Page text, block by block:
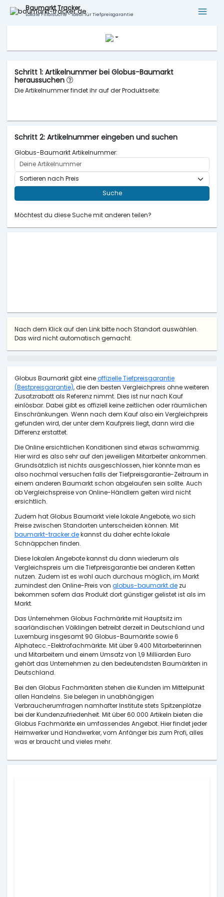
Baumarkt Tracker
Lokale Filialsuche - ideal für Tiefpreisgarantie
Schritt 1: Artikelnummer bei Globus-Baumarkt
heraussuchen
Die Artikelnummer findet ihr auf der Produktseite:
Schritt 2: Artikelnummer eingeben und suchen
Globus-Baumarkt Artikelnummer:
Suche
Möchtest du diese Suche mit anderen teilen?
Nach dem Klick auf den Link bitte noch Standort auswählen.
Das wird nicht automatisch gemacht.
Globus Baumarkt gibt eineoffizielle Tiefpreisgarantie
(Bestpreisgarantie), die den besten Vergleichpreis ohne weiteren
Zusatzrabatt als Referenz nimmt. Dies ist nur nach Kauf
einlösbar. Dabei gibt es offiziell keine zeitlichen oder räumlichen
Einschränkungen. Wenn nach dem Kauf also ein Vergleichpreis
gefunden wird, der unter dem Kaufpreis liegt, dann wird die
Differenz erstattet.
Die Online ersichtlichen Konditionen sind etwas schwammig.
Hier wird es also sehr auf den jeweiligen Mitarbeiter ankommen.
Grundsätzlich ist nichts ausgeschlossen, hier könnte man es
also nochmal versuchen falls der Tiefpreisgarantie-Zeitraum in
einem anderen Baumarkt schon abgelaufen sein sollte. Auch
ob Vergleichspreise von Online-Händlern gelten wird nicht
ersichtlich.
Zudem hat Globus Baumarkt viele lokale Angebote, wo sich
Preise zwischen Standorten unterscheiden können. Mit
baumarkt-tracker.dekannst du daher echte lokale
Schnäppchen finden.
Diese lokalen Angebote kannst du dann wiederum als
Vergleichspreis um die Tiefpreisgarantie bei anderen Ketten
nutzen. Zudem ist es wohl auch durchaus möglich, im Markt
zumindest den Online-Preis von globus-baumarkt.de zu
bekommen sofern das Produkt dort günstiger gelistet ist als im
Markt.
Das Unternehmen Globus Fachmärkte mit Hauptsitz im
saarländischen Völklingen betreibt derzeit in Deutschland und
Luxemburg insgesamt 90 Globus-Baumärkte sowie 6
Alphatecc.-Elektrofachmärkte. Mit über 9.400 Mitarbeiterinnen
und Mitarbeitern und einem Umsatz von 1,9 Milliarden Euro
gehört das Unternehmen zu den bedeutendsten Baumärkten in
Deutschland.
Bei den Globus Fachmärkten stehen die Kunden im Mittelpunkt
allen Handelns. Sie belegen in unabhängigen
Verbraucherumfragen namhafter Institute stets Spitzenplätze
bei der Kundenzufriedenheit. Mit über 60.000 Artikeln bieten die
Globus Fachmärkte ein umfassendes Angebot. Hier findet jeder
Heimwerker und Handwerker, vom Anfänger bis zum Profi, alles
was er braucht und vieles mehr.